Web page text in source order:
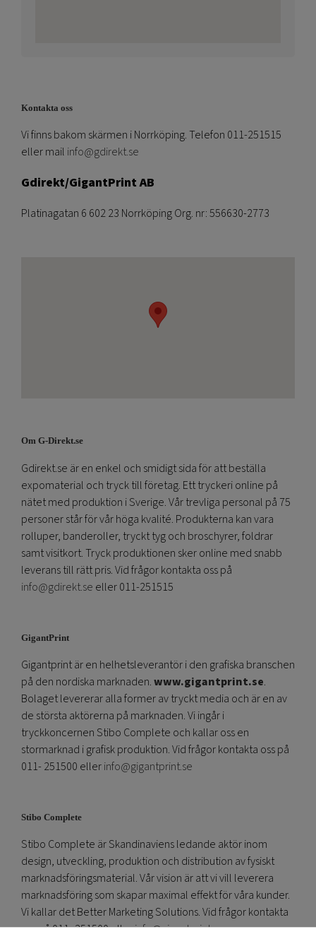
Kontakta oss
Vi finns bakom skärmen i Norrköping. Telefon 011-251515
eller mail info@gdirekt.se
Gdirekt/GigantPrint AB
Platinagatan 6 602 23 Norrköping Org. nr: 556630-2773
Om G-Direkt.se
Gdirekt.se är en enkel och smidigt sida för att beställa
expomaterial och tryck till företag. Ett tryckeri online på
nätet med produktion i Sverige. Vår trevliga personal på 75
personer står för vår höga kvalité. Produkterna kan vara
rolluper, banderoller, tryckt tyg och broschyrer, foldrar
samt visitkort. Tryck produktionen sker online med snabb
leverans till rätt pris. Vid frågor kontakta oss på
info@gdirekt.se eller 011-251515
GigantPrint
Gigantprint är en helhetsleverantör i den grafiska branschen
på den nordiska marknaden.www.gigantprint.se.
Bolaget levererar alla former av tryckt media och är en av
de största aktörerna på marknaden. Vi ingår i
tryckkoncernen Stibo Complete och kallar oss en
stormarknad i grafisk produktion. Vid frågor kontakta oss på
011- 251500 ellerinfo@gigantprint.se
Stibo Complete
Stibo Complete är Skandinaviens ledande aktör inom
design, utveckling, produktion och distribution av fysiskt
marknadsföringsmaterial. Vår vision är att vi vill leverera
marknadsföring som skapar maximal effekt för våra kunder.
Vi kallar det Better Marketing Solutions. Vid frågor kontakta
oss på 011- 251500 ellerinfo@gigantprint.se